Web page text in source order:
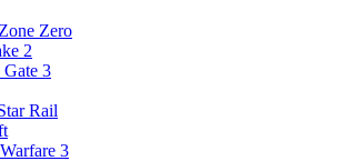
Zero
2
Gate 3
Rail
3